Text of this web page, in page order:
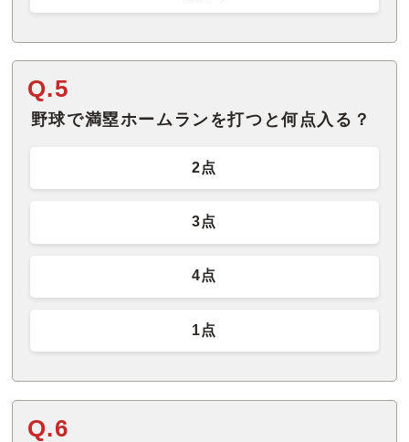
Q.5
野球で満塁ホームランを打つと何点入る？
2点
3点
4点
1点
Q.6